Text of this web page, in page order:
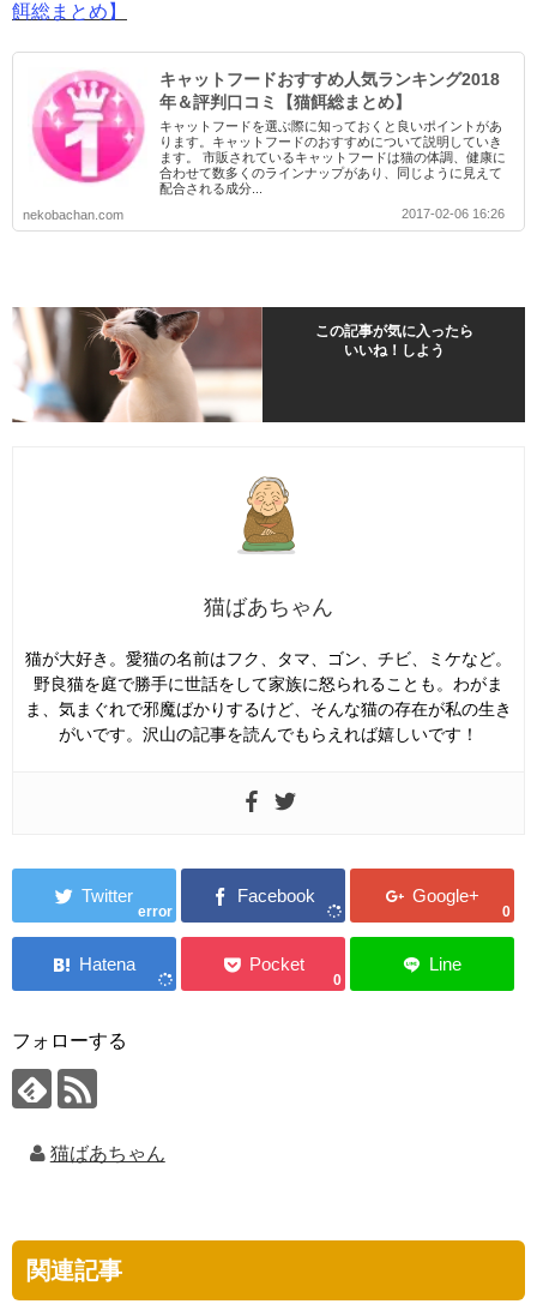
餌総まとめ】
キャットフードおすすめ人気ランキング2018
年＆評判口コミ【猫餌総まとめ】
キャットフードを選ぶ際に知っておくと良いポイントがあ
ります。キャットフードのおすすめについて説明していき
ます。 市販されているキャットフードは猫の体調、健康に
合わせて数多くのラインナップがあり、同じように見えて
配合される成分...
nekobachan.com
2017-02-06 16:26
この記事が気に入ったら
いいね！しよう
猫ばあちゃん
猫が大好き。愛猫の名前はフク、タマ、ゴン、チビ、ミケなど。
野良猫を庭で勝手に世話をして家族に怒られることも。わがま
ま、気まぐれで邪魔ばかりするけど、そんな猫の存在が私の生き
がいです。沢山の記事を読んでもらえれば嬉しいです！
error 0
0
フォローする
猫ばあちゃん
関連記事